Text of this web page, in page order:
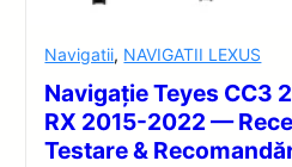
Navigatii, NAVIGATII LEXUS
Navigație Teyes CC3
RX 2015-2022 —
Testare &